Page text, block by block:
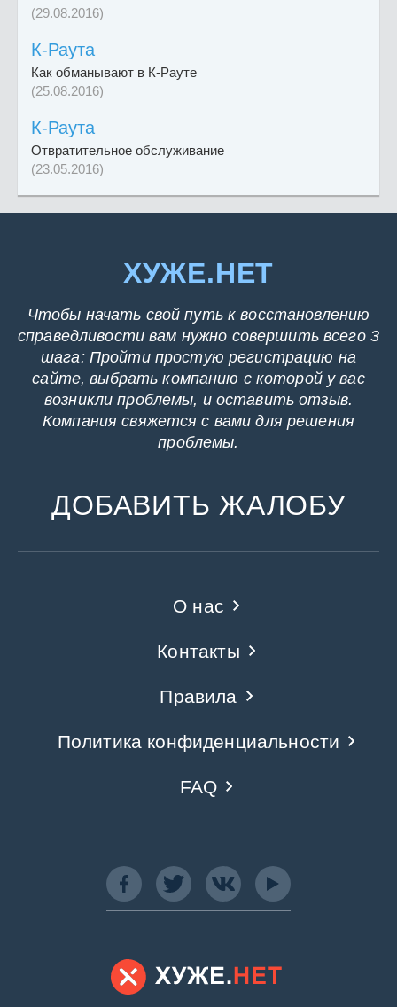
(29.08.2016)
К-Раута
Как обманывают в К-Рауте
(25.08.2016)
К-Раута
Отвратительное обслуживание
(23.05.2016)
ХУЖЕ.НЕТ
Чтобы начать свой путь к восстановлению
справедливости вам нужно совершить всего 3
шага: Пройти простую регистрацию на
сайте, выбрать компанию с которой у вас
возникли проблемы, и оставить отзыв.
Компания свяжется с вами для решения
проблемы.
ДОБАВИТЬ ЖАЛОБУ
О нас
Контакты
Правила
Политика конфиденциальности
FAQ